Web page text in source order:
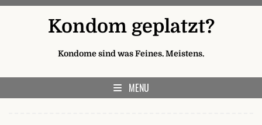
Kondom geplatzt?
Kondome sind was Feines. Meistens.
MENU